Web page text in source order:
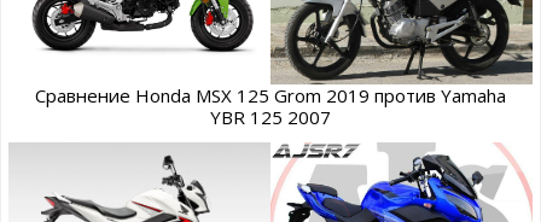
Сравнение Honda MSX 125 Grom 2019 против Yamaha
YBR 125 2007